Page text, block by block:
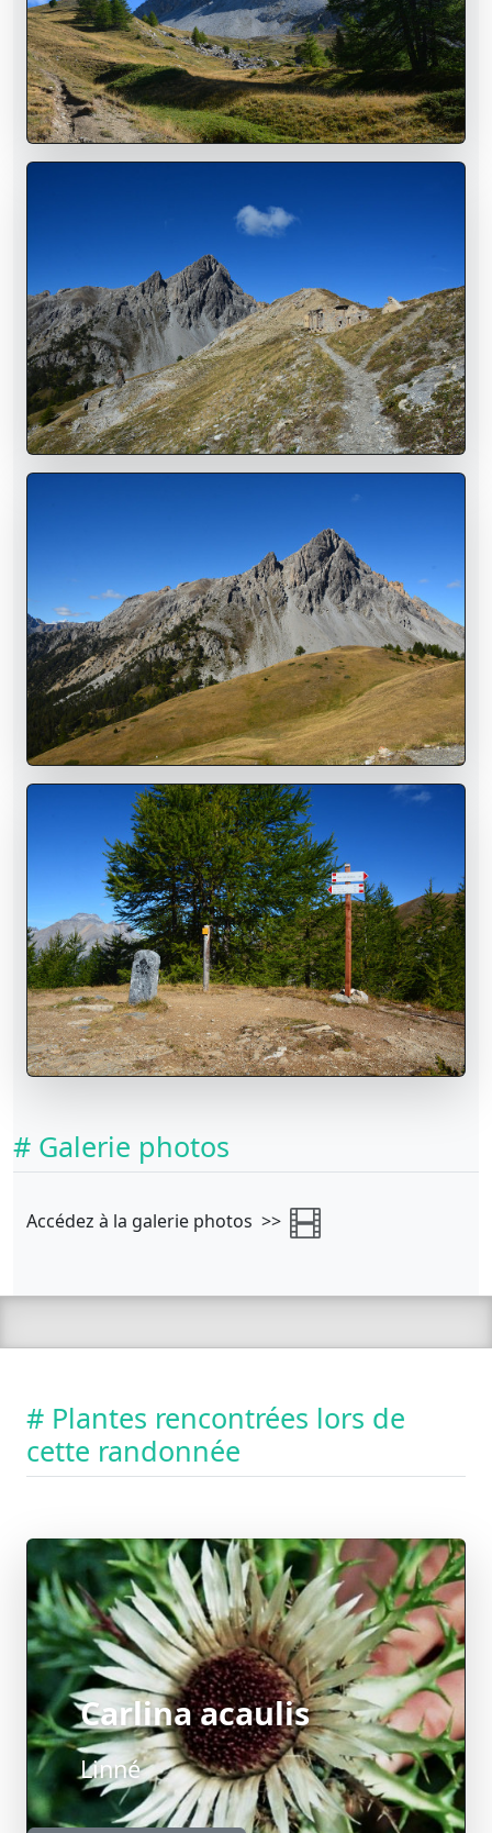
# Galerie photos
Accédez à la galerie photos >>
# Plantes rencontrées lors de
cette randonnée
Carlina acaulis
Linné